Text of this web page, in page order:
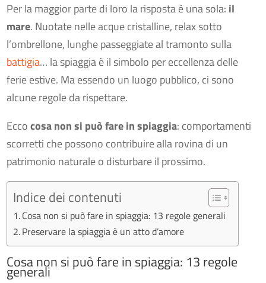
Per la maggior parte di loro la risposta è una sola: il
mare. Nuotate nelle acque cristalline, relax sotto
l’ombrellone, lunghe passeggiate al tramonto sulla
battigia… la spiaggia è il simbolo per eccellenza delle
ferie estive. Ma essendo un luogo pubblico, ci sono
alcune regole da rispettare.
Eccocosa non si può fare in spiaggia: comportamenti
scorretti che possono contribuire alla rovina di un
patrimonio naturale o disturbare il prossimo.
Indice dei contenuti
Cosa non si può fare in spiaggia: 13 regole generali
Preservare la spiaggia è un atto d’amore
Cosa non si può fare in spiaggia: 13 regole
generali